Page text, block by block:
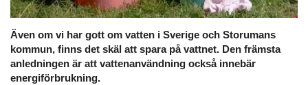
Även om vi har gott om vatten i Sverige och Storumans
kommun, finns det skäl att spara på vattnet. Den främsta
anledningen är att vattenanvändning också innebär
energiförbrukning.